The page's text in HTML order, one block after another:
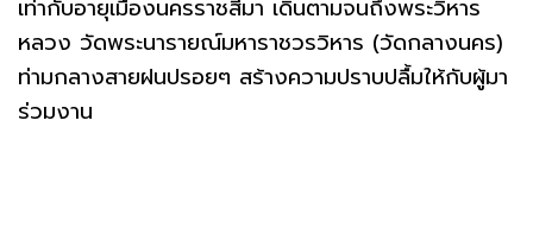
เท่ากับอายุเมืองนครราชสีมา เดินตามจนถึงพระวิหาร
หลวง วัดพระนารายณ์มหาราชวรวิหาร (วัดกลางนคร)
ท่ามกลางสายฝนปรอยๆ สร้างความปราบปลื้มให้กับผู้มา
ร่วมงาน